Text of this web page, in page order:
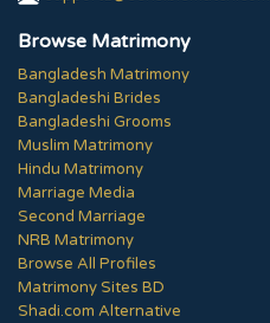
Browse Matrimony
Bangladesh Matrimony
Bangladeshi Brides
Bangladeshi Grooms
Muslim Matrimony
Hindu Matrimony
Marriage Media
Second Marriage
NRB Matrimony
Browse All Profiles
Matrimony Sites BD
Shadi.com Alternative